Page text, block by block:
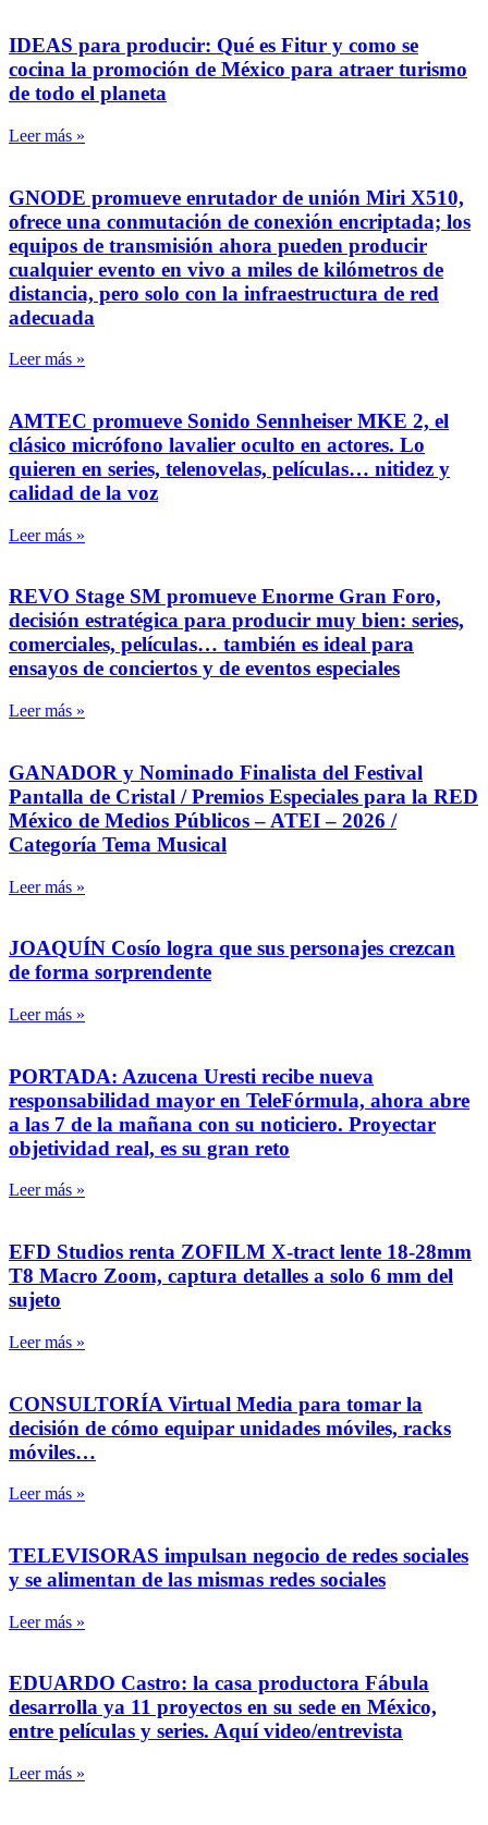
IDEAS para producir: Qué es Fitur y como se
cocina la promoción de México para atraer turismo
de todo el planeta
Leer más »
GNODE promueve enrutador de unión Miri X510,
ofrece una conmutación de conexión encriptada; los
equipos de transmisión ahora pueden producir
cualquier evento en vivo a miles de kilómetros de
distancia, pero solo con la infraestructura de red
adecuada
Leer más »
AMTEC promueve Sonido Sennheiser MKE 2, el
clásico micrófono lavalier oculto en actores. Lo
quieren en series, telenovelas, películas… nitidez y
calidad de la voz
Leer más »
REVO Stage SM promueve Enorme Gran Foro,
decisión estratégica para producir muy bien: series,
comerciales, películas… también es ideal para
ensayos de conciertos y de eventos especiales
Leer más »
GANADOR y Nominado Finalista del Festival
Pantalla de Cristal / Premios Especiales para la RED
México de Medios Públicos – ATEI – 2026 /
Categoría Tema Musical
Leer más »
JOAQUÍN Cosío logra que sus personajes crezcan
de forma sorprendente
Leer más »
PORTADA: Azucena Uresti recibe nueva
responsabilidad mayor en TeleFórmula, ahora abre
a las 7 de la mañana con su noticiero. Proyectar
objetividad real, es su gran reto
Leer más »
EFD Studios renta ZOFILM X-tract lente 18-28mm
T8 Macro Zoom, captura detalles a solo 6 mm del
sujeto
Leer más »
CONSULTORÍA Virtual Media para tomar la
decisión de cómo equipar unidades móviles, racks
móviles…
Leer más »
TELEVISORAS impulsan negocio de redes sociales
y se alimentan de las mismas redes sociales
Leer más »
EDUARDO Castro: la casa productora Fábula
desarrolla ya 11 proyectos en su sede en México,
entre películas y series. Aquí video/entrevista
Leer más »